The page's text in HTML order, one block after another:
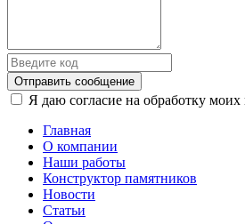
Отправить сообщение
Я даю согласие на обработку
Главная
О компании
Наши работы
Конструктор памятников
Новости
Статьи